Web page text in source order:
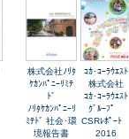
株式会社ﾉﾘﾀ
ｹｶﾝﾊﾟﾆｰﾘﾐﾃ
ﾄﾞ
ﾉﾘﾀｹｶﾝﾊﾟﾆｰﾘ
ﾐﾃﾄﾞ 社会･環
境報告書
ｺｶ･ｺｰﾗｳｴｽﾄ
株式会社
ｺｶ･ｺｰﾗｳｴｽﾄ
ｸﾞﾙｰﾌﾟ
CSRﾚﾎﾟｰﾄ
2016